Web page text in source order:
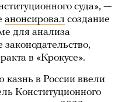
суда», —
анонсировал создание
для анализа
в «Крокусе».
в России ввели
Конституционного